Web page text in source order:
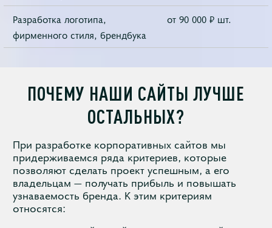
Разработка логотипа,
фирменного стиля, брендбука
от 90 000 ₽ шт.
ПОЧЕМУ НАШИ САЙТЫ ЛУЧШЕ
ОСТАЛЬНЫХ?
При разработке корпоративных сайтов мы
придерживаемся ряда критериев, которые
позволяют сделать проект успешным, а его
владельцам — получать прибыль и повышать
узнаваемость бренда. К этим критериям
относятся: